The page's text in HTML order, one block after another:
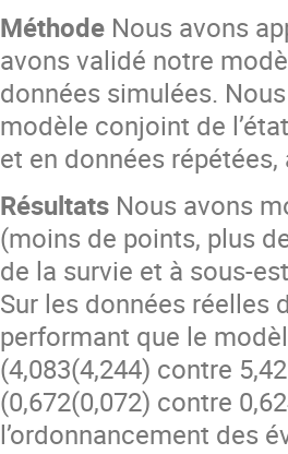
MéthodeNous avons
avons validé notre
données simulées.
modèle conjoint de
et en données
RésultatsNous avons
(moins de points, plus
de la survie et à sous-
Sur les données réelles
performant que le
(4,083(4,244) contre
(0,672(0,072) contre
l’ordonnancement des